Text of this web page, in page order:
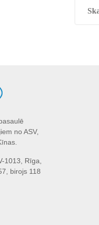
no ASV,
1013, Rīga,
birojs 118